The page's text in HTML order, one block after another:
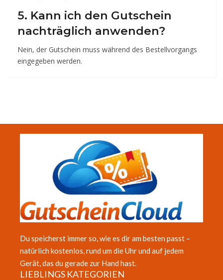
5. Kann ich den Gutschein
nachträglich anwenden?
Nein, der Gutschein muss während des Bestellvorgangs
eingegeben werden.
Du speicherst immer so, wie es dir am besten passt –
natürlich kostenlos, rund um die Uhr und auf jedem
Gerät, das du gerade zur Hand hast.
LIEBLINGS KATEGORIEN